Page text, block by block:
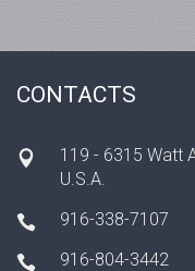
CONTACTS
119 - 6315 Watt
U.S.A.
916-338-7107
916-804-3442